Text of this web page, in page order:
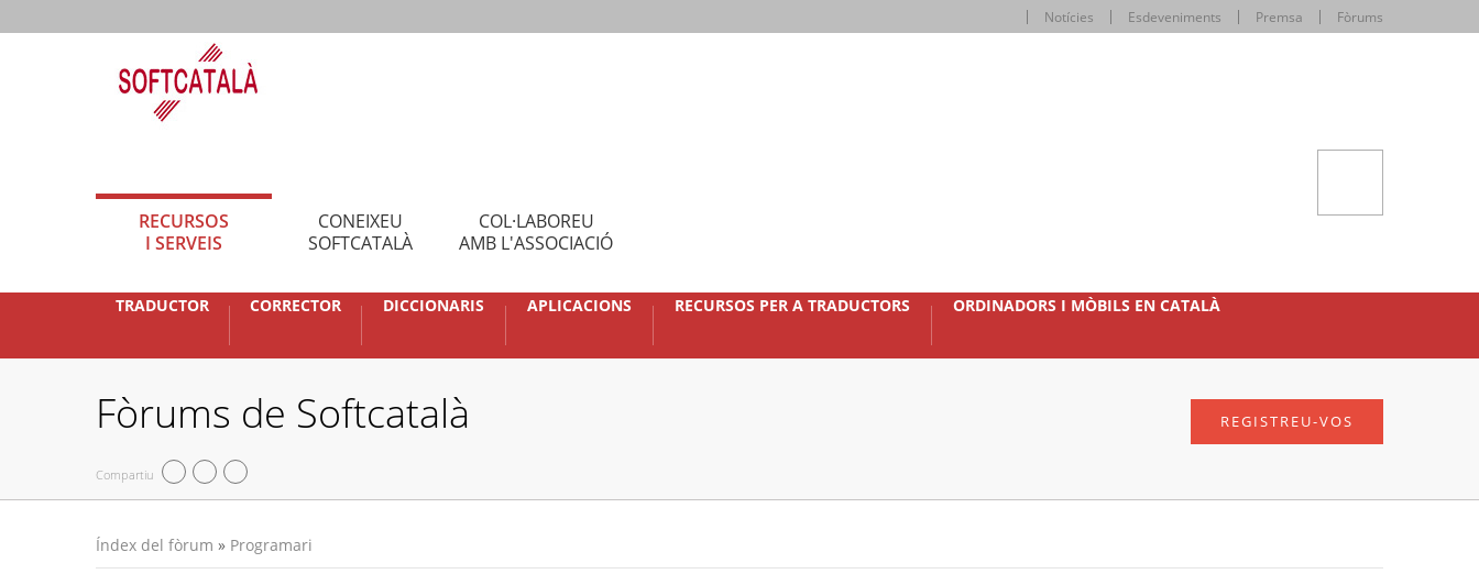
Notícies Esdeveniments Premsa Fòrums
RECURSOS
I SERVEIS
CONEIXEU
SOFTCATALÀ
COL·LABOREU
AMB L'ASSOCIACIÓ
TRADUCTOR CORRECTOR DICCIONARIS APLICACIONS RECURSOS PER A TRADUCTORS ORDINADORS I MÒBILS EN CATALÀ
Fòrums de Softcatalà
Compartiu
REGISTREU-VOS
Índex del fòrum » Programari